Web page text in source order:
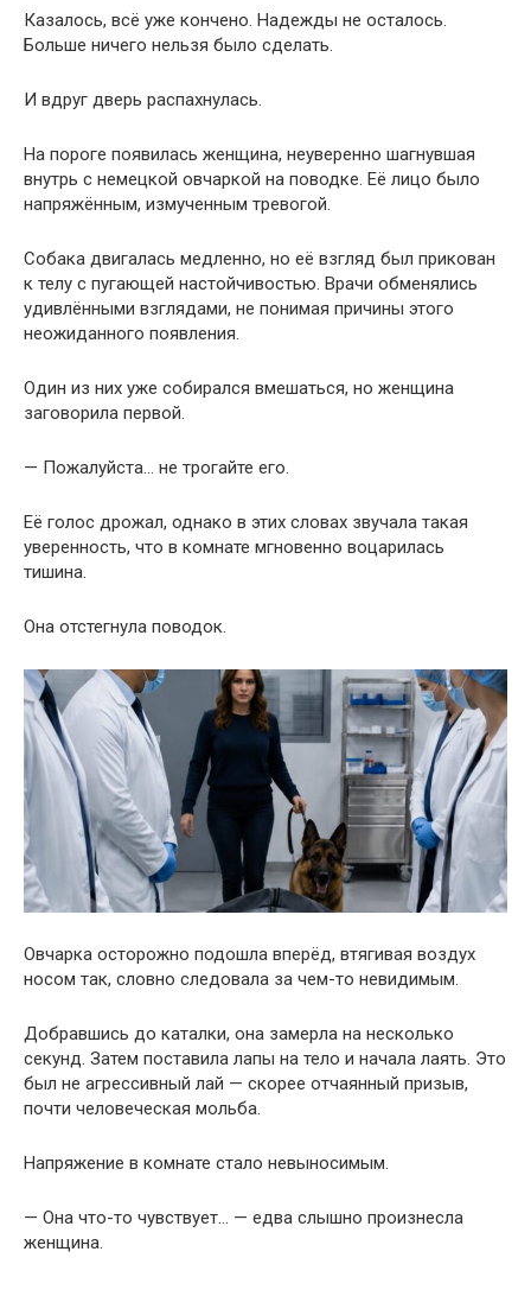
Казалось, всё уже кончено. Надежды не осталось.
Больше ничего нельзя было сделать.
И вдруг дверь распахнулась.
На пороге появилась женщина, неуверенно шагнувшая
внутрь с немецкой овчаркой на поводке. Её лицо было
напряжённым, измученным тревогой.
Собака двигалась медленно, но её взгляд был прикован
к телу с пугающей настойчивостью. Врачи обменялись
удивлёнными взглядами, не понимая причины этого
неожиданного появления.
Один из них уже собирался вмешаться, но женщина
заговорила первой.
— Пожалуйста… не трогайте его.
Её голос дрожал, однако в этих словах звучала такая
уверенность, что в комнате мгновенно воцарилась
тишина.
Она отстегнула поводок.
Овчарка осторожно подошла вперёд, втягивая воздух
носом так, словно следовала за чем-то невидимым.
Добравшись до каталки, она замерла на несколько
секунд. Затем поставила лапы на тело и начала лаять. Это
был не агрессивный лай — скорее отчаянный призыв,
почти человеческая мольба.
Напряжение в комнате стало невыносимым.
— Она что-то чувствует… — едва слышно произнесла
женщина.